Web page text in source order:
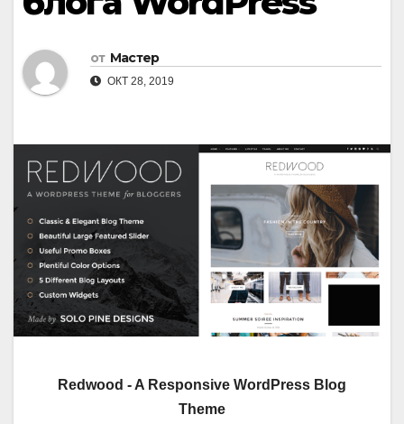
от Мастер
ОКТ 28, 2019
Redwood - A Responsive WordPress Blog
Theme